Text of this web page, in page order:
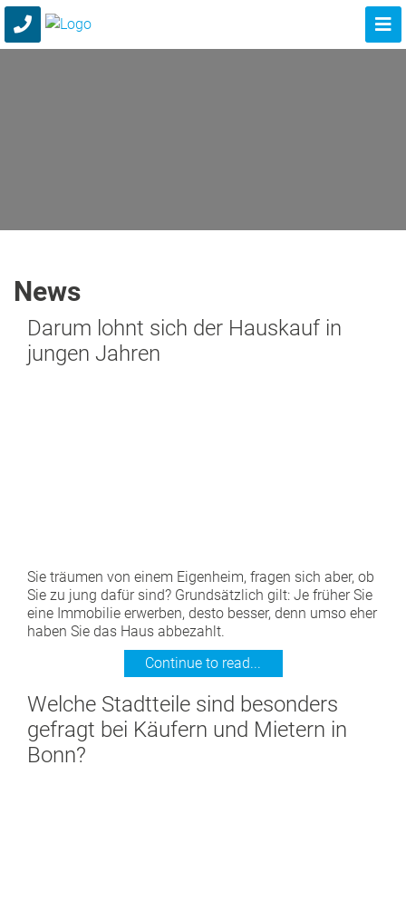
News
Darum lohnt sich der Hauskauf in
jungen Jahren
Sie träumen von einem Eigenheim, fragen sich aber, ob
Sie zu jung dafür sind? Grundsätzlich gilt: Je früher Sie
eine Immobilie erwerben, desto besser, denn umso eher
haben Sie das Haus abbezahlt.
Continue to read...
Welche Stadtteile sind besonders
gefragt bei Käufern und Mietern in
Bonn?